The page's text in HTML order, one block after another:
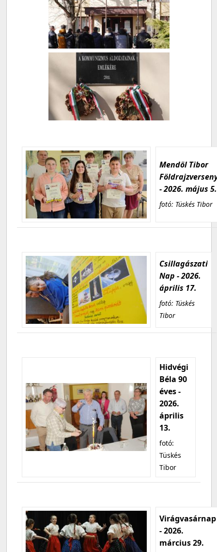
Mendöl Tibor
- 2026. május 5.
fotó: Tüskés Tibor
Csillagászati
Nap - 2026.
április 17.
fotó: Tüskés
Tibor
Hidvégi
Béla 90
éves -
2026.
április
13.
fotó:
Tüskés
Tibor
Virágvasárnap
- 2026.
március 29.